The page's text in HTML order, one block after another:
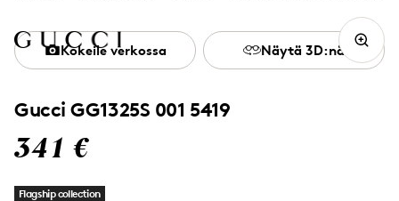
Gucci GG1325S 001 5419
341 €
Flagship collection
Kokeile verkossa Näytä 3D:nä